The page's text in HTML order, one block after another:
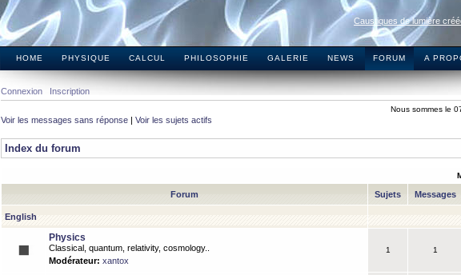
Caustiques de lumière
HOME PHYSIQUE CALCUL PHILOSOPHIE GALERIE NEWS FORUM A
Connexion Inscription
Nous sommes le
Voir les messages sans réponse | Voir les sujets actifs
Index du forum
Forum Sujets Messages
English
Physics
Classical, quantum, relativity, cosmology..
Modérateur: xantox
1 1